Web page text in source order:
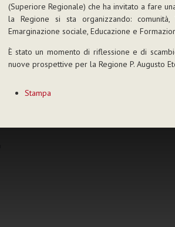
(Superiore Regionale) che ha invitato a fare
la Regione si sta organizzando:
Emarginazione sociale, Educazione e
È stato un momento di riflessione e di
nuove prospettive per la Regione P. Augusto
sul
Stampa